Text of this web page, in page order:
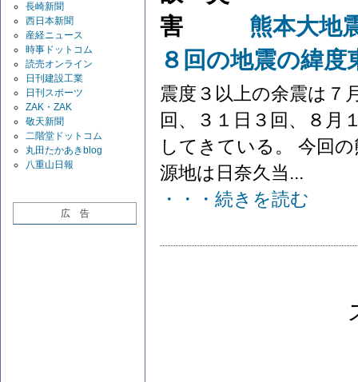
長崎新聞
西日本新聞
産経ニュース
時事ドットコム
読売オンライン
日刊建設工業
日刊スポーツ
ZAK・ZAK
敬天新聞
二階堂ドットコム
丸田たかあきblog
八重山日報
広 告
熊本大地
８回の地震の緯度
震度３以上の余震は７
回、３１日３回、８月
してきている。 今回
源地は日奈久当...
・・・続きを読む